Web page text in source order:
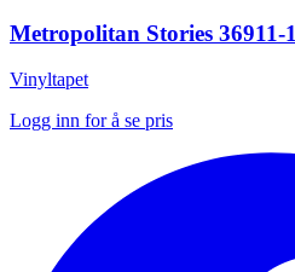
Metropolitan Stories 36911-1
Vinyltapet
Logg inn for å se pris